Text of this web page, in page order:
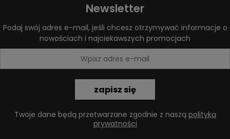
Newsletter
Podaj swój adres e-mail, jeśli chcesz otrzymywać informacje o
nowościach i najciekawszych promocjach
zapisz się
Twoje dane będą przetwarzane zgodnie z naszą polityką
prywatności